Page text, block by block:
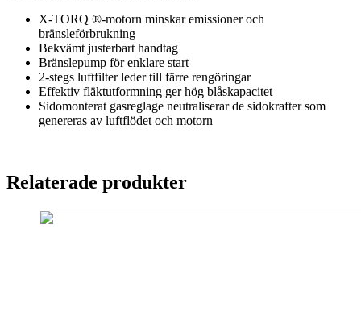
X-TORQ ®-motorn minskar emissioner och
bränsleförbrukning
Bekvämt justerbart handtag
Bränslepump för enklare start
2-stegs luftfilter leder till färre rengöringar
Effektiv fläktutformning ger hög blåskapacitet
Sidomonterat gasreglage neutraliserar de sidokrafter som
genereras av luftflödet och motorn
Relaterade produkter